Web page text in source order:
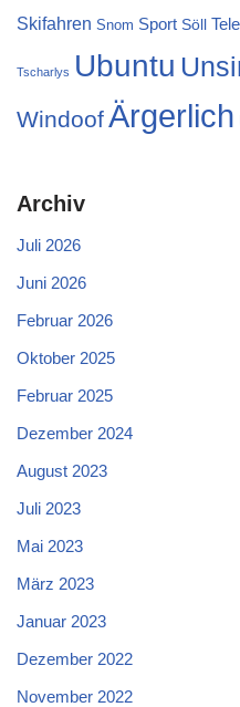
Skifahren Snom Sport Söll
Tscharlys Ubuntu
WindoofÄrgerlich
Archiv
Juli 2026
Juni 2026
Februar 2026
Oktober 2025
Februar 2025
Dezember 2024
August 2023
Juli 2023
Mai 2023
März 2023
Januar 2023
Dezember 2022
November 2022